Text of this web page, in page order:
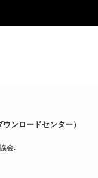
ンロードセンター）
会.